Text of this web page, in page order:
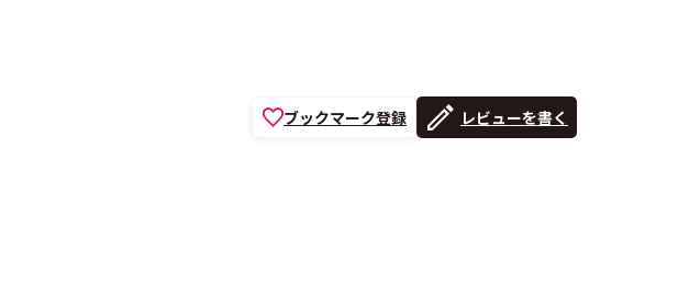
ブックマーク登録 レビューを書く